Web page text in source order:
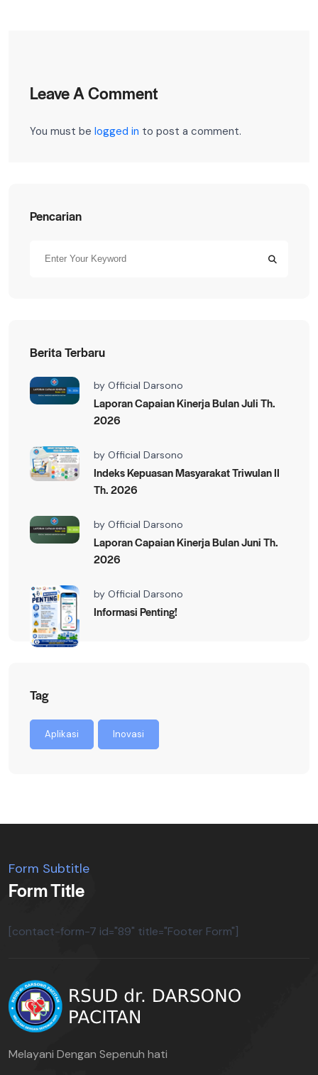
Leave A Comment
You must be logged in to post a comment.
Pencarian
Berita Terbaru
by Official Darsono
Laporan Capaian Kinerja Bulan Juli Th.
2026
by Official Darsono
Indeks Kepuasan Masyarakat Triwulan II
Th. 2026
by Official Darsono
Laporan Capaian Kinerja Bulan Juni Th.
2026
by Official Darsono
Informasi Penting!
Tag
Aplikasi Inovasi
Form Subtitle
Form Title
[contact-form-7 id="89" title="Footer Form"]
Melayani Dengan Sepenuh hati